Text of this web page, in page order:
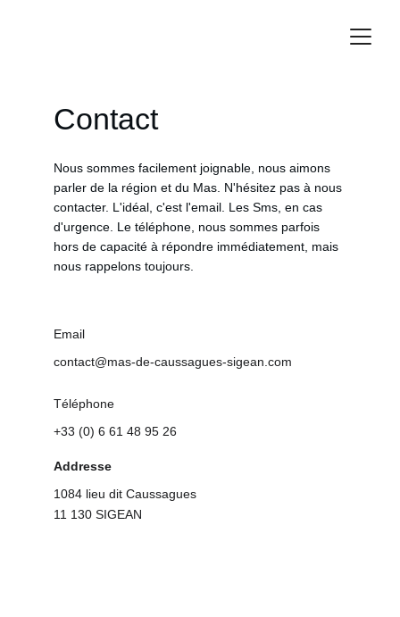
Contact
Nous sommes facilement joignable, nous aimons
parler de la région et du Mas. N'hésitez pas à nous
contacter. L'idéal, c'est l'email. Les Sms, en cas
d'urgence. Le téléphone, nous sommes parfois
hors de capacité à répondre immédiatement, mais
nous rappelons toujours.
Email
contact@mas-de-caussagues-sigean.com
Téléphone
+33 (0) 6 61 48 95 26
Addresse
1084 lieu dit Caussagues
11 130 SIGEAN